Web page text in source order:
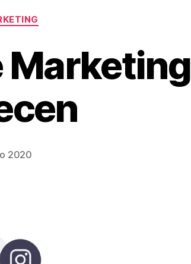
Marketing
2020